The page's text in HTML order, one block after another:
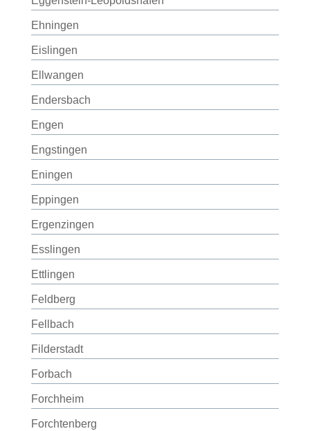
Ehningen
Eislingen
Ellwangen
Endersbach
Engen
Engstingen
Eningen
Eppingen
Ergenzingen
Esslingen
Ettlingen
Feldberg
Fellbach
Filderstadt
Forbach
Forchheim
Forchtenberg